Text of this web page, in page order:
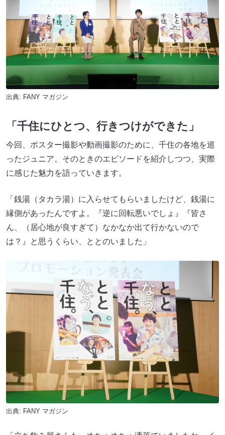
出典: FANY マガジン
「千住にひとつ、行きつけができた」
今回、ポスター撮影や動画撮影のために、千住の各地を巡
ったジュニア。そのときのエピソードを紹介しつつ、実際
に感じた魅力を語っていきます。
「銭湯（タカラ湯）に入らせてもらいましたけど、銭湯に
縁側があったんですよ。『逆に回転悪いでしょ』『皆さ
ん、（居心地が良すぎて）なかなか出て行かないので
は？』と思うくらい、ととのいました」
出典: FANY マガジン